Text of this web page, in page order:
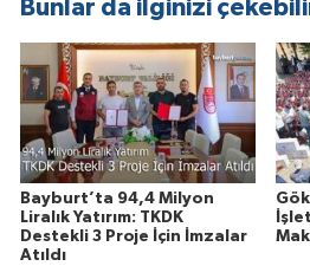
Bunlar da ilginizi
Bayburt’ta 94,4 Milyon
Liralık Yatırım: TKDK
Destekli 3 Proje İçin İmzalar
Atıldı